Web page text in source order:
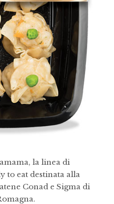
la linea di
to eat destinata alla
Conad e Sigma di